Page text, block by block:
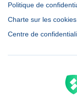
Politique de
Charte sur les cookies
Centre de